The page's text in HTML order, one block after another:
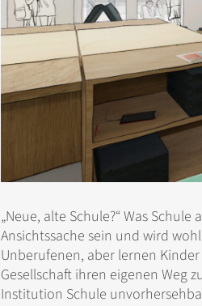
„Neue, alte Schule?“ Was
Ansichtssache sein und wird
Unberufenen, aber lernen
Gesellschaft ihren eigenen Weg
Institution Schule